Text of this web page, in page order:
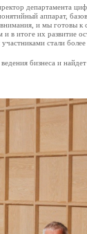
департамента
аппарат,
и мы готовы
итоге их развитие
стали
бизнеса и